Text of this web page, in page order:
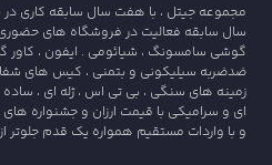
مجموعه جیتل ، با هفت سال سابقه کاری در
سال سابقه فعالیت در فروشگاه های
گوشی سامسونگ ، شیائومی . ایفون ، کاور
ضدضربه سیلیکونی و بتمنی ، کیس های
زمینه های سنگی ، بی تی اس ، ژله ای ،
ای و سرامیکی با قیمت ارزان و جشنواره
و با واردات مستقیم همواره یک قدم جلوتر